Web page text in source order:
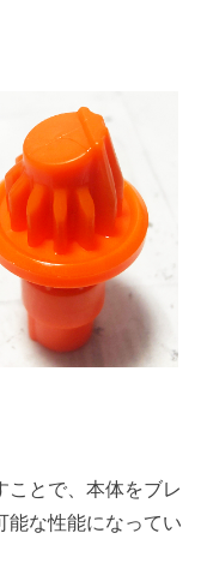
ことで、本体をブレ
能な性能になってい